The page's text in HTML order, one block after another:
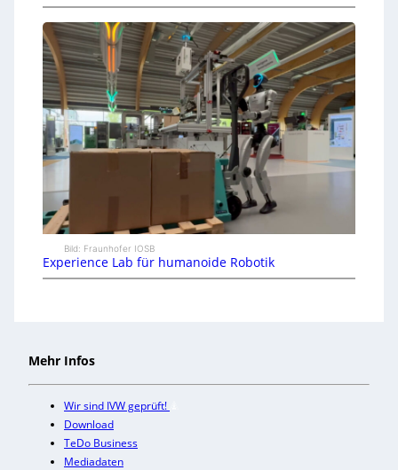
Bild: Fraunhofer IOSB
Experience Lab für humanoide Robotik
Mehr Infos
Wir sind IVW geprüft!
Download
TeDo Business
Mediadaten